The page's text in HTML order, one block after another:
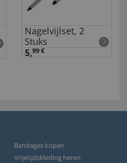
Nagelvijlset, 2
Stuks
5,99 €
Bandages kopen
Vrijetijdskleding heren